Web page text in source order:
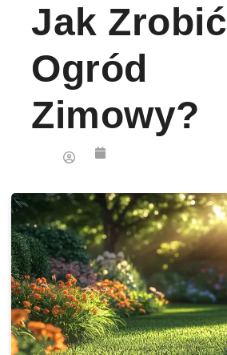
Jak Zrobić
Ogród
Zimowy?